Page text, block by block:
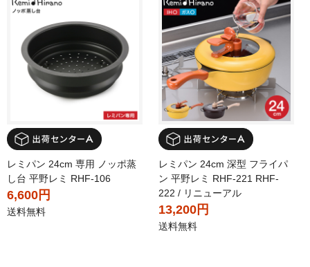
レミパン 24cm 専用 ノッポ蒸
し台 平野レミ RHF-106
6,600円
送料無料
レミパン 24cm 深型 フライパ
ン 平野レミ RHF-221 RHF-
222 / リニューアル
13,200円
送料無料